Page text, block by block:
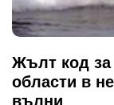
Жълт код за
области в
вълни